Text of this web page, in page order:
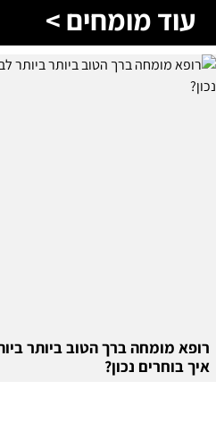
עוד מומחים >
רופא מומחה ברך הטוב ביותר
איך בוחרים נכון?